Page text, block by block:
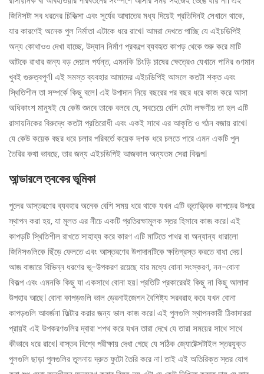
জিনিসটা সব ধরনের চিকিত্সা এবং সূর্যের আঘাতের মধ্য দিয়েই প্রতিদিনই সেখানে থাকে,
যার কারণেই অনেক পুল নির্মাতা এটাকে ধরে রাখে। আমরা দেখতে পাচ্ছি যে এইচডিপিই
অন্য কোথাওও দেখা যাচ্ছে, উদ্যান নির্মাণ প্রকল্পে ব্যবহৃত কাপড় থেকে শুরু করে মাটি
আটকে রাখার জন্য বড় দেয়াল পর্যন্ত, এমনকি চিংড়ি চাষের ক্ষেত্রেও যেখানে পানির গুণমান
খুবই গুরুত্বপূর্ণ। এই সমস্ত ব্যবহার আমাদের এইচডিপিই আসলে কতটা শক্ত এবং
স্থিতিশীল তা সম্পর্কে কিছু বলে। এই উপাদান নিয়ে বছরের পর বছর ধরে কাজ করে আসা
অধিকাংশ মানুষই যে কেউ শুনবে তাকে বলবে যে, সবচেয়ে বেশি যেটা লক্ষণীয় তা হল এটি
রাসায়নিকের বিরুদ্ধে কতটা প্রতিরোধী এবং একই সাথে এর আকৃতি ও গঠন বজায় রাখে।
যে কেউ কয়েক বছর ধরে চলার পরিবর্তে কয়েক দশক ধরে চলতে পারে এমন একটি পুল
তৈরির কথা ভাবছে, তার জন্য এইচডিপিই আজকাল অন্যতম সেরা বিকল্প।
আন্ডারলে ত্বকের ভূমিকা
পুলের আস্তরণের ব্যবহার অনেক বেশি সময় ধরে থাকে যখন এটি ভূতাত্ত্বিক কাপড়ের উপরে
স্থাপন করা হয়, যা মূলত এর নীচে একটি প্রতিরক্ষামূলক স্তর হিসাবে কাজ করে। এই
কাপড়টি স্থিতিশীল রাখতে সাহায্য করে কারণ এটি মাটিতে পাথর বা অন্যান্য ধারালো
জিনিসগুলিকে ছিঁড়ে ফেলতে এবং আস্তরণের উপাদানটিকে ক্ষতিগ্রস্ত করতে বাধা দেয়।
আজ বাজারে বিভিন্ন ধরণের ভূ-উপকরণ রয়েছে যার মধ্যে বোনা সংস্করণ, নন-বোনা
বিকল্প এবং এমনকি কিছু যা একসাথে বোনা হয়। প্রতিটি প্রকারেরই কিছু না কিছু আলাদা
উপহার আছে। বোনা কাপড়গুলি ভাল ড্রেনাইজেশন বৈশিষ্ট্য সরবরাহ করে যখন বোনা
কাপড়গুলি আবর্জনা ফিল্টার করার জন্য ভাল কাজ করে। এই পুলগুলি স্থাপনকারী ঠিকাদাররা
প্রায়ই এই উপকরণগুলির দ্বারা শপথ করে যখন তারা দেখে যে তারা সময়ের সাথে সাথে
কীভাবে ধরে রাখে। বাস্তব বিশ্বে পরীক্ষায় দেখা গেছে যে সঠিক জ্যোটেক্সটাইল স্তরযুক্ত
পুলগুলি ছাড়া পুলগুলির তুলনায় দ্রুত ফুটো তৈরি করে না। তাই এই অতিরিক্ত স্তর যোগ